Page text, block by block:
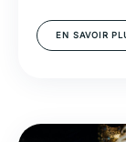
EN SAVOIR